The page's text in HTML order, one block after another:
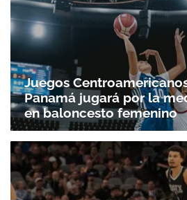
Juegos
Panamá jugará por la
en baloncesto femenino